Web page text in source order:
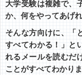
大学受験は複雑で、
か、何をやってあげ
そんな方向けに、「
すべてわかる！」と
れるメールを読むだ
ことがすべてわかりま